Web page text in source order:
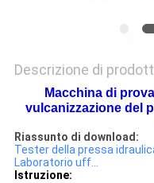
Descrizione di
Macchina di
vulcanizzazione del
Riassunto di download:
Tester della pressa
Laboratorio uff…
Istruzione: